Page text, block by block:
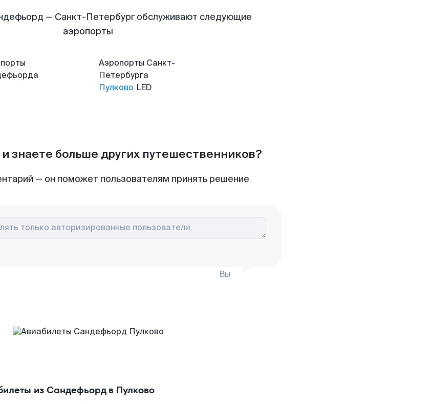
— Санкт-Петербург обслуживают следующие
аэропорты
Аэропорты Санкт-
Петербурга
Пулково LED
знаете больше других путешественников?
— он поможет пользователям принять решение
Вы
из Сандефьорд в Пулково